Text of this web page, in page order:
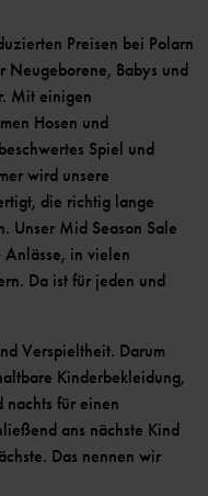
Preisen bei Polarn
Neugeborene, Babys und
Mit einigen
Hosen und
Spiel und
wird unsere
die richtig lange
Unser Mid Season Sale
in vielen
Da ist für jeden und
Verspieltheit. Darum
Kinderbekleidung,
nachts für einen
ans nächste Kind
Das nennen wir